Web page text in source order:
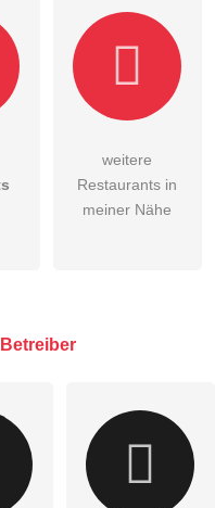
Kenntnis genommen.
weitere
Restaurants in
meiner Nähe
Betreiber